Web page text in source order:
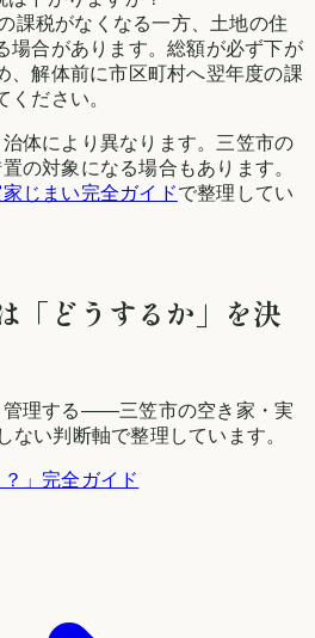
課税がなくなる一方、土地の住
場合があります。総額が必ず下が
、解体前に市区町村へ翌年度の課
ください。
体により異なります。 三笠市の
の対象になる場合もあります。
じまい完全ガイドで整理してい
「どうするか」を決
管理する——三笠市の空き家・実
ない判断軸で整理しています。
」完全ガイド